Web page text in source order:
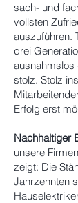
sach- und
vollsten
auszuführen.
drei
ausnahmslos
stolz. Stolz
Erfolg erst
Nachhaltiger
unsere
zeigt: Die
Jahrzehnten